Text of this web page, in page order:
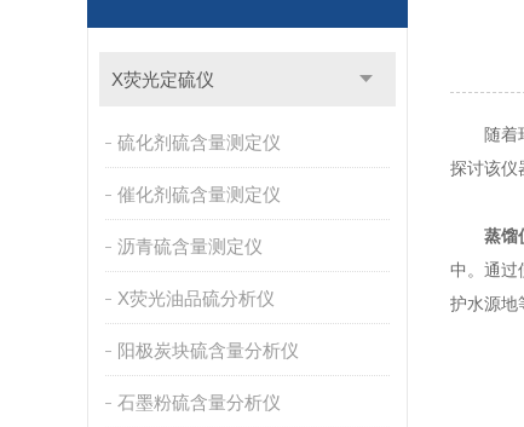
X荧光定硫仪
硫化剂硫含量测定仪
催化剂硫含量测定仪
沥青硫含量测定仪
X荧光油品硫分析仪
阳极炭块硫含量分析仪
石墨粉硫含量分析仪
随着环
探讨该仪
蒸馏
中。通过
护水源地